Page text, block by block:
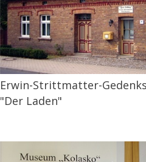
Erwin-Strittmatter-
"Der Laden"